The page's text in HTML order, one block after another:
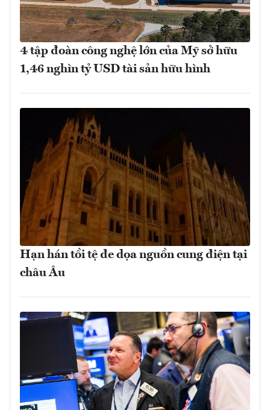
4 tập đoàn công nghệ lớn của Mỹ sở hữu
1,46 nghìn tỷ USD tài sản hữu hình
Hạn hán tồi tệ đe dọa nguồn cung điện tại
châu Âu